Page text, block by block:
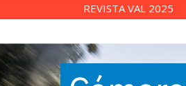
REVISTA VAL 2025